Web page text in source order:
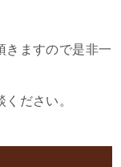
きますので是非一
ださい。